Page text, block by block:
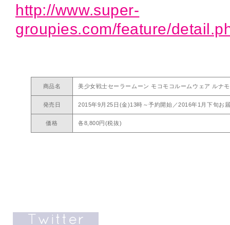
http://www.super-
groupies.com/feature/
商品名 美少女戦士セーラームーン モコモコルームウェア ルナ
発売日 2015年9月25日(金)13時～予約開始／2016年1月下旬お
価格 各8,800円(税抜)